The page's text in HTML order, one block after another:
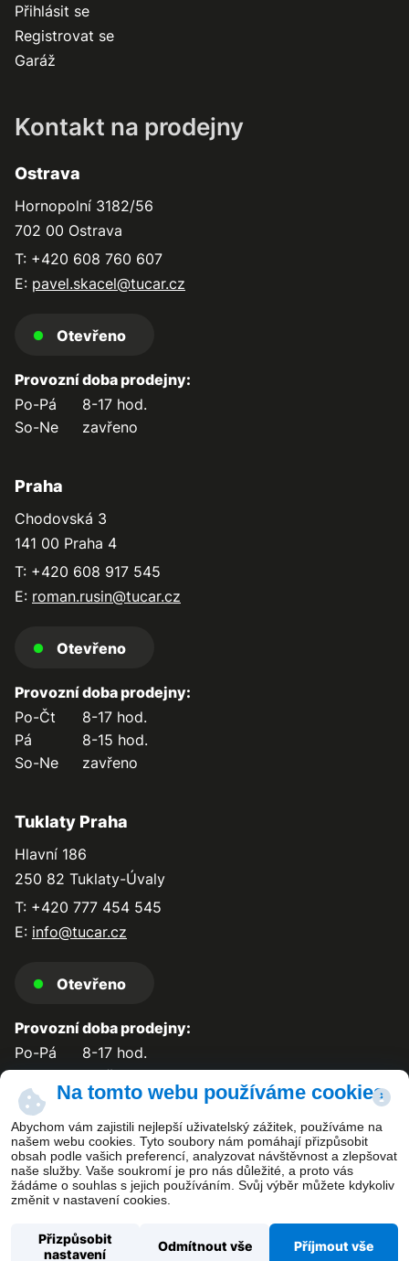
Na tomto webu používáme cookies
Abychom vám zajistili nejlepší uživatelský zážitek, používáme na
našem webu cookies. Tyto soubory nám pomáhají přizpůsobit
obsah podle vašich preferencí, analyzovat návštěvnost a zlepšovat
naše služby. Vaše soukromí je pro nás důležité, a proto vás
žádáme o souhlas s jejich používáním. Svůj výběr můžete kdykoliv
změnit v nastavení cookies.
Přizpůsobit
nastavení
Odmítnout vše Příjmout vše
Přihlásit se
Registrovat se
Garáž
Kontakt na prodejny
Ostrava
Hornopolní 3182/56
702 00 Ostrava
T: +420 608 760 607
E: pavel.skacel@tucar.cz
Otevřeno
Provozní doba prodejny:
Po-Pá
8-17 hod.
So-Ne
zavřeno
Praha
Chodovská 3
141 00 Praha 4
T: +420 608 917 545
E: roman.rusin@tucar.cz
Otevřeno
Provozní doba prodejny:
Po-Čt
8-17 hod.
Pá
8-15 hod.
So-Ne
zavřeno
Tuklaty Praha
Hlavní 186
250 82 Tuklaty-Úvaly
T: +420 777 454 545
E: info@tucar.cz
Otevřeno
Provozní doba prodejny:
Po-Pá
8-17 hod.
So-Ne
zavřeno
Kontakt